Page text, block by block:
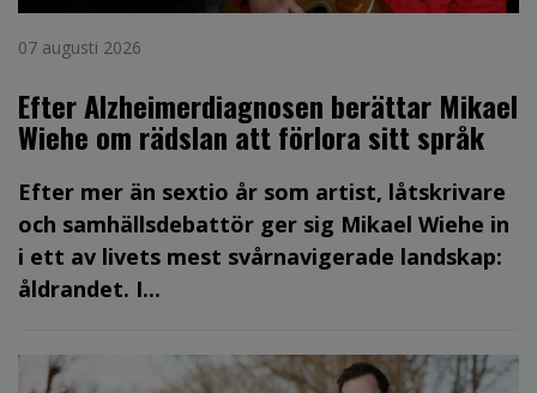
07 augusti 2026
Efter Alzheimerdiagnosen berättar Mikael
Wiehe om rädslan att förlora sitt språk
Efter mer än sextio år som artist, låtskrivare
och samhällsdebattör ger sig Mikael Wiehe in
i ett av livets mest svårnavigerade landskap:
åldrandet. I...